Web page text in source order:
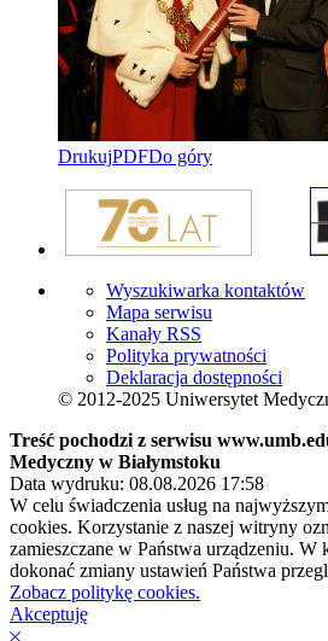
DrukujPDFDo góry
Wyszukiwarka kontaktów
Mapa serwisu
Kanały RSS
Polityka prywatności
Deklaracja dostępności
© 2012-2025 Uniwersytet
Treść pochodzi z serwisu
Medyczny w Białymstoku
Data wydruku: 08.08.2026 17:58
W celu świadczenia usług na
cookies. Korzystanie z naszej witryny
zamieszczane w Państwa urządzeniu. W
dokonać zmiany ustawień Państwa
Zobacz politykę cookies.
Akceptuję